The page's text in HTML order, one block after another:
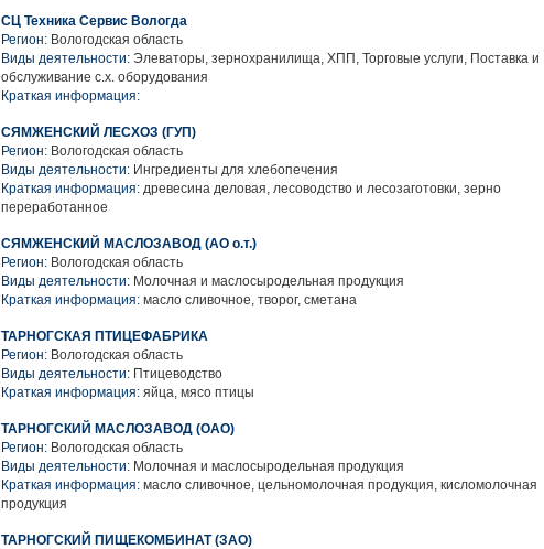
СЦ Техника Сервис Вологда
Регион: Вологодская область
Виды деятельности: Элеваторы, зернохранилища, ХПП, Торговые услуги, Поставка и
обслуживание с.х. оборудования
Краткая информация:
СЯМЖЕНСКИЙ ЛЕСХОЗ (ГУП)
Регион: Вологодская область
Виды деятельности: Ингредиенты для хлебопечения
Краткая информация: древесина деловая, лесоводство и лесозаготовки, зерно
переработанное
СЯМЖЕНСКИЙ МАСЛОЗАВОД (АО о.т.)
Регион: Вологодская область
Виды деятельности: Молочная и маслосыродельная продукция
Краткая информация: масло сливочное, творог, сметана
ТАРНОГСКАЯ ПТИЦЕФАБРИКА
Регион: Вологодская область
Виды деятельности: Птицеводство
Краткая информация: яйца, мясо птицы
ТАРНОГСКИЙ МАСЛОЗАВОД (ОАО)
Регион: Вологодская область
Виды деятельности: Молочная и маслосыродельная продукция
Краткая информация: масло сливочное, цельномолочная продукция, кисломолочная
продукция
ТАРНОГСКИЙ ПИЩЕКОМБИНАТ (ЗАО)